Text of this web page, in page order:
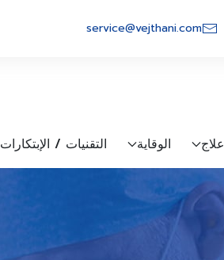
service@vejthani.com
علاج الوقاية التقنيات / الإبتكارات